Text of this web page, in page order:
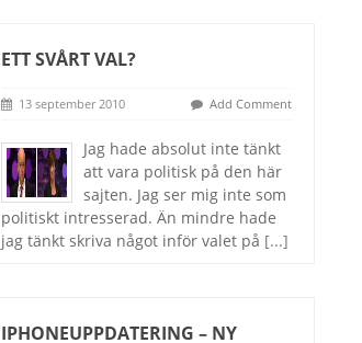
ETT SVÅRT VAL?
13 september 2010 Add Comment
Jag hade absolut inte tänkt
att vara politisk på den här
sajten. Jag ser mig inte som
politiskt intresserad. Än mindre hade
jag tänkt skriva något inför valet på [...]
IPHONEUPPDATERING – NY